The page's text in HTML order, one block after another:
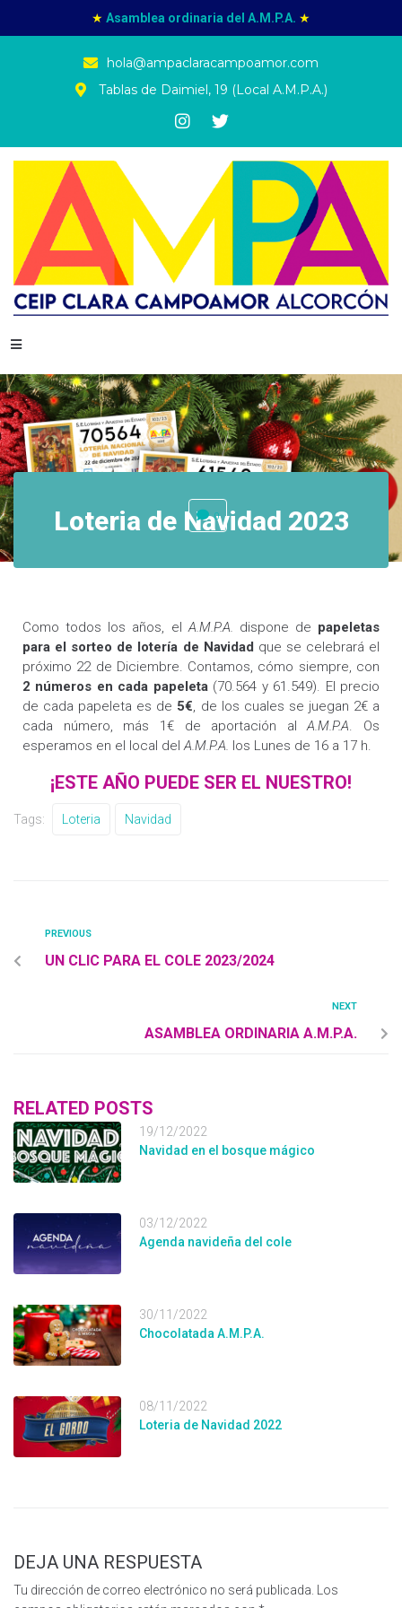
★ Asamblea ordinaria del A.M.P.A. ★
hola@ampaclaracampoamor.com
Tablas de Daimiel, 19 (Local A.M.P.A.)
Loteria de Navidad 2023
0
Como todos los años, elA.M.P.A. dispone de papeletas
para el sorteo de lotería de Navidad que se celebrará el
próximo 22 de Diciembre. Contamos, cómo siempre, con
2 números en cada papeleta(70.564 y 61.549). El precio
de cada papeleta es de 5€, de los cuales se juegan 2€ a
cada número, más 1€ de aportación alA.M.P.A. Os
esperamos en el local delA.M.P.A. los Lunes de 16 a 17 h.
¡ESTE AÑO PUEDE SER EL NUESTRO!
Tags: Loteria Navidad
PREVIOUS
UN CLIC PARA EL COLE 2023/2024
NEXT
ASAMBLEA ORDINARIA A.M.P.A.
RELATED POSTS
19/12/2022
Navidad en el bosque mágico
03/12/2022
Agenda navideña del cole
30/11/2022
Chocolatada A.M.P.A.
08/11/2022
Loteria de Navidad 2022
DEJA UNA RESPUESTA
Tu dirección de correo electrónico no será publicada.
Los